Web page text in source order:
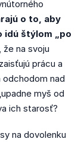
o to, aby
idú štýlom „po
že na svoju
prácu a
odchodom nad
myš od
ich starosť?
na dovolenku